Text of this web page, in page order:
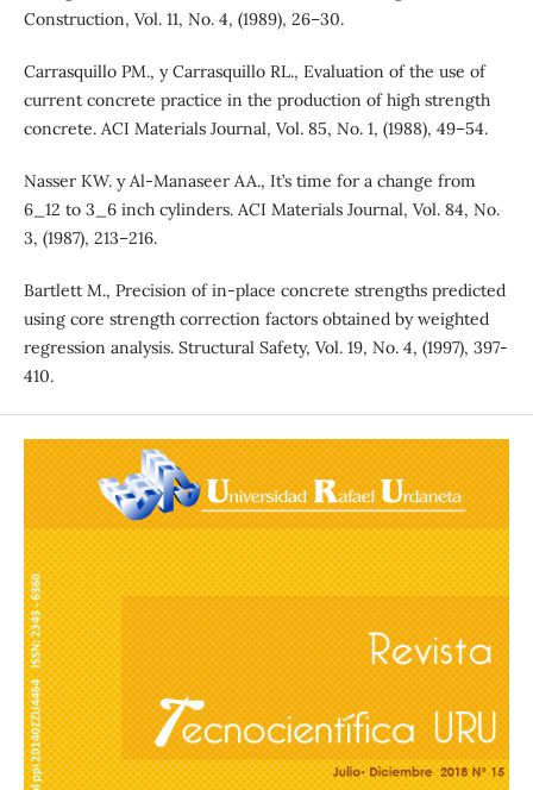
Construction, Vol. 11, No. 4, (1989), 26–30.
Carrasquillo PM., y Carrasquillo RL., Evaluation of the use of
current concrete practice in the production of high strength
concrete. ACI Materials Journal, Vol. 85, No. 1, (1988), 49–54.
Nasser KW. y Al-Manaseer AA., It’s time for a change from
6_12 to 3_6 inch cylinders. ACI Materials Journal, Vol. 84, No.
3, (1987), 213–216.
Bartlett M., Precision of in-place concrete strengths predicted
using core strength correction factors obtained by weighted
regression analysis. Structural Safety, Vol. 19, No. 4, (1997), 397-
410.